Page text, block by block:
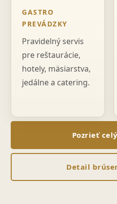
GASTRO
PREVÁDZKY
Pravidelný servis
pre reštaurácie,
hotely, mäsiarstva,
jedálne a catering.
Pozrieť
Detail